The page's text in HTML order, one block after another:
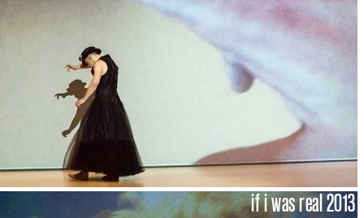
if i was real 2013